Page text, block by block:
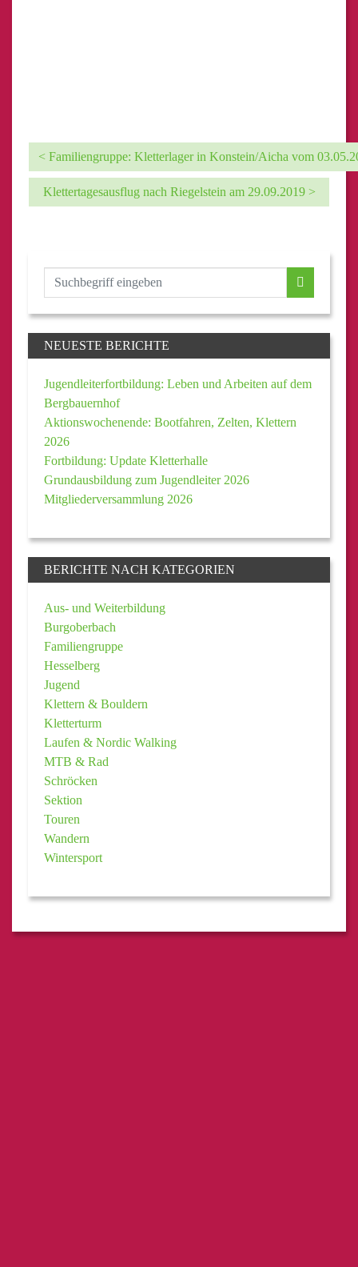
< Familiengruppe: Kletterlager in Konstein/Aicha vom
Klettertagesausflug nach Riegelstein am 29.09.2019 >
NEUESTE BERICHTE
Jugendleiterfortbildung: Leben und Arbeiten auf dem
Bergbauernhof
Aktionswochenende: Bootfahren, Zelten, Klettern
2026
Fortbildung: Update Kletterhalle
Grundausbildung zum Jugendleiter 2026
Mitgliederversammlung 2026
BERICHTE NACH KATEGORIEN
Aus- und Weiterbildung
Burgoberbach
Familiengruppe
Hesselberg
Jugend
Klettern & Bouldern
Kletterturm
Laufen & Nordic Walking
MTB & Rad
Schröcken
Sektion
Touren
Wandern
Wintersport